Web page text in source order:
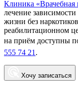
Клиника «Врачебная
лечение
жизни без
реабилитационном
на приём доступны
555 74 21 .
Хочу записаться